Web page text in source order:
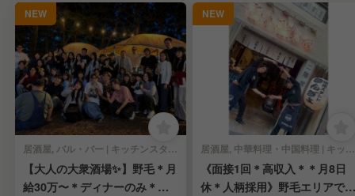
NEW
居酒屋, バル・バー | キッチンスタッフ
【大人の大衆酒場✨】野毛＊月
給30万〜＊ディナーのみ＊未
NEW
居酒屋, 中華料理・中国料理 | キッチンスタッフ
《面接1回＊高収入＊＊月8日
休＊人柄採用》野毛エリアで根